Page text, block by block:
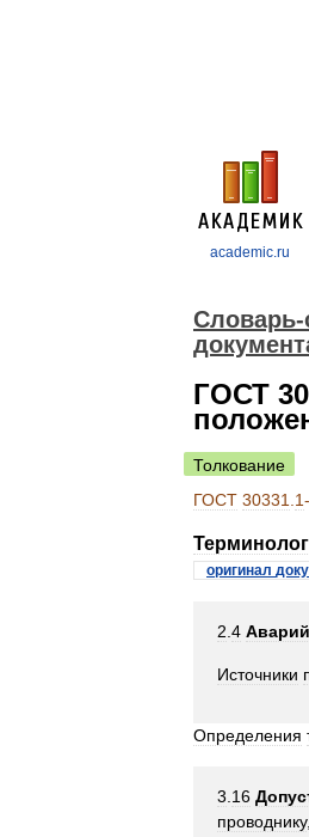
academic.ru
Словарь-
ГОСТ
Толкование
ГОСТ 30331 1-
оригинал
2 4
Источники
Определения
3 16
проводнику,